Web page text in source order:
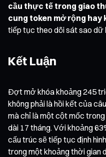
cầu thực tế trong giao
cung token mở rộng hay
tiếp tục theo dõi sát sao dữ
Kết Luận
Đợt mở khóa khoảng 245
không phải là hồi kết của
mà chỉ là một cột mốc
dài 17 tháng. Với khoảng
cấu trúc sẽ tiếp tục định
trong một khoảng thời gian